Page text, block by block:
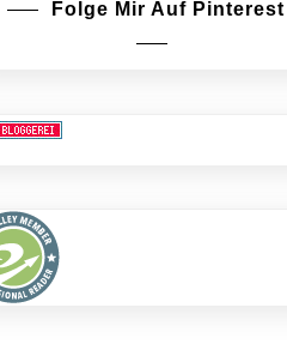
Folge Mir Auf Pinterest